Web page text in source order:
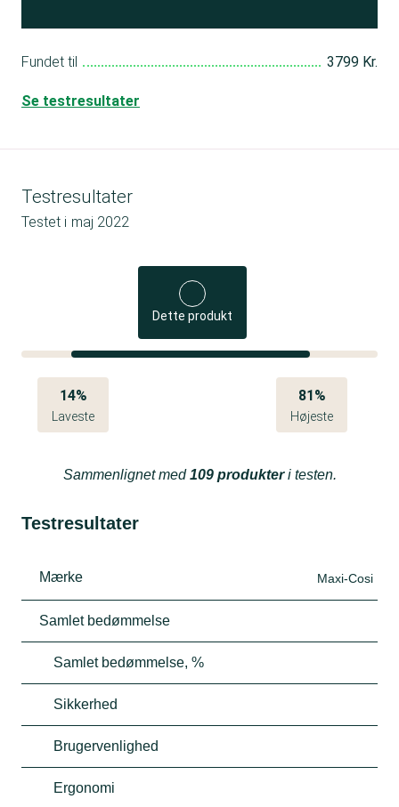
Fundet til 3799 Kr.
Se testresultater
Testresultater
Testet i maj 2022
Dette produkt
14%
Laveste
81%
Højeste
Sammenlignet med109 produkteri testen.
Testresultater
Mærke Maxi-Cosi
Samlet bedømmelse
Samlet bedømmelse, %
Sikkerhed
Brugervenlighed
Ergonomi